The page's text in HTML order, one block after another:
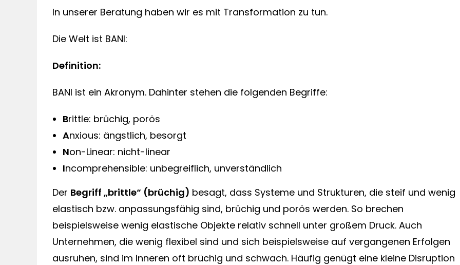
In unserer Beratung haben wir es mit Transformation zu tun.
Die Welt ist BANI:
Definition:
BANI ist ein Akronym. Dahinter stehen die folgenden Begriffe:
Brittle: brüchig, porös
Anxious: ängstlich, besorgt
Non-Linear: nicht-linear
Incomprehensible: unbegreiflich, unverständlich
Der Begriff „brittle“ (brüchig) besagt, dass Systeme und Strukturen, die steif und wenig
elastisch bzw. anpassungsfähig sind, brüchig und porös werden. So brechen
beispielsweise wenig elastische Objekte relativ schnell unter großem Druck. Auch
Unternehmen, die wenig flexibel sind und sich beispielsweise auf vergangenen Erfolgen
ausruhen, sind im Inneren oft brüchig und schwach. Häufig genügt eine kleine Disruption